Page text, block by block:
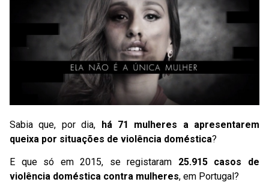
Sabia que, por dia, há 71 mulheres a apresentarem
queixa por situações de violência doméstica?
E que só em 2015, se registaram 25.915 casos de
violência doméstica contra mulheres, em Portugal?